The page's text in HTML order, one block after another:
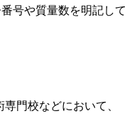
号や質量数を明­記して
門校などにお­いて、